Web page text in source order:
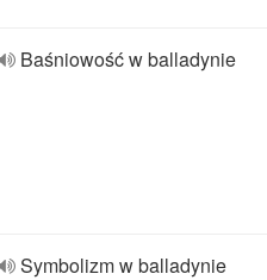
Baśniowość w balladynie
Symbolizm w balladynie